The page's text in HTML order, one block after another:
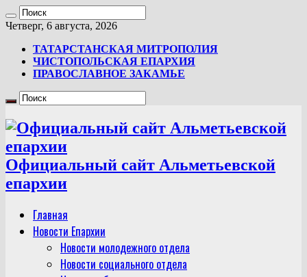
Четверг, 6 августа, 2026
ТАТАРСТАНСКАЯ МИТРОПОЛИЯ
ЧИСТОПОЛЬСКАЯ ЕПАРХИЯ
ПРАВОСЛАВНОЕ ЗАКАМЬЕ
Официальный сайт Альметьевской
епархии
Главная
Новости Епархии
Новости молодежного отдела
Новости социального отдела